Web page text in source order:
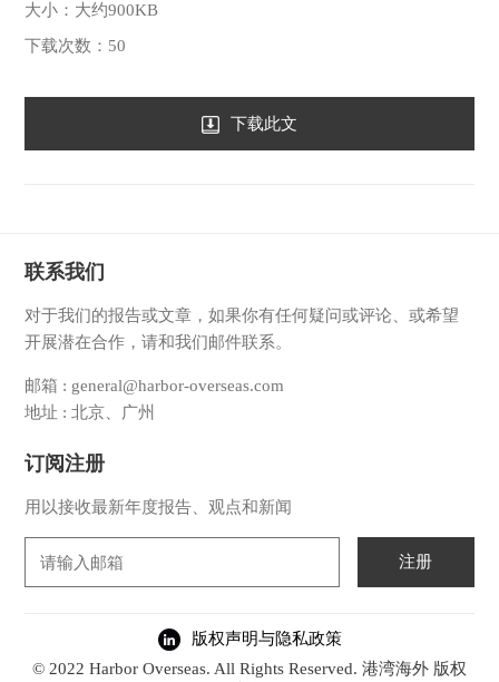
大小：大约900KB
下载次数：50
下载此文
联系我们
对于我们的报告或文章，如果你有任何疑问或评论、或希望
开展潜在合作，请和我们邮件联系。
邮箱 : general@harbor-overseas.com
地址 : 北京、广州
订阅注册
用以接收最新年度报告、观点和新闻
注册
版权声明与隐私政策
© 2022 Harbor Overseas. All Rights Reserved. 港湾海外 版权